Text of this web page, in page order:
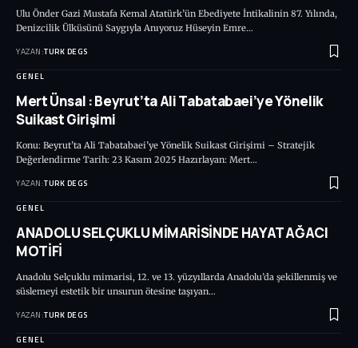
Ulu Önder Gazi Mustafa Kemal Atatürk’ün Ebediyete İntikalinin 87. Yılında,
Denizcilik Ülküsünü Saygıyla Anıyoruz Hüseyin Emre…
YAZAN:TURK DEGS
GENEL
Mert Ünsal : Beyrut’ta Ali Tabatabaei’ye Yönelik
Suikast Girişimi
Konu: Beyrut’ta Ali Tabatabaei’ye Yönelik Suikast Girişimi – Stratejik
Değerlendirme Tarih: 23 Kasım 2025 Hazırlayan: Mert…
YAZAN:TURK DEGS
GENEL
ANADOLU SELÇUKLU MİMARİSİNDE HAYAT AĞACI
MOTİFİ
Anadolu Selçuklu mimarisi, 12. ve 13. yüzyıllarda Anadolu’da şekillenmiş ve
süslemeyi estetik bir unsurun ötesine taşıyan…
YAZAN:TURK DEGS
GENEL